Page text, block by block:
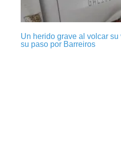
Un herido grave al volcar
su paso por Barreiros